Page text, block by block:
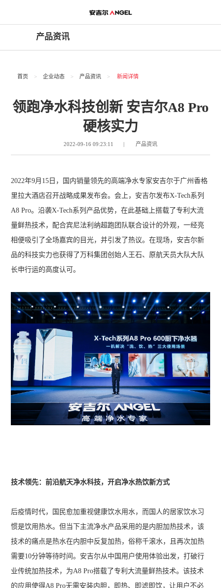
产品资讯
首页 > 企业动态 > 产品资讯 > 新闻详情
领跑净水科技创新 安吉尔A8 Pro
硬核实力
2022-09-16 09:23:11 | 产品资讯
2022年9月15日，国内销量领先的高端净水专家安吉尔于广州香格
里拉大酒店召开战略成果发布会。会上，安吉尔发布X-Tech系列
A8 Pro。沿袭X-Tech系列产品优势，在此基础上搭载了专利大流
量鲜热技术，配合宾尼法利纳超跑团队联合设计的外观，一经亮
相便吸引了全场嘉宾的目光，并引发了热议。在现场，安吉尔新
品的科技实力也获得了万科集团创始人王石、原航天员大队大队
长申行运的高度认可。
技术领先：前沿航天净水科技，开启净水热饮新方式
后疫情时代，国民愈加重视健康饮水用水，而国人的居家饮水习
惯是饮用热水。但当下主流净水产品采用的是内胆加热技术，该
技术的痛点是热水在内胆中反复加热，俗称千滚水，且再次加热
需要10分钟等待时间。安吉尔从中国用户使用体验出发，打破行
业传统加热技术，为A8 Pro搭载了专利大流量鲜热技术。该技术
的应用使得A8 Pro无需安装内胆，即热、即滤即饮，让用户不必